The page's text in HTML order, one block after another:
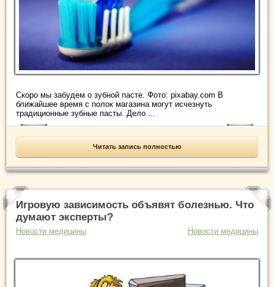
Скоро мы забудем о зубной пасте. Фото: pixabay.com В
ближайшее время с полок магазина могут исчезнуть
традиционные зубные пасты. Дело ...
Читать запись полностью
Игровую зависимость объявят болезнью. Что
думают эксперты?
Новости медицины Новости медицины